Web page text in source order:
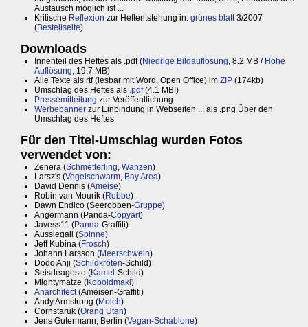
Austausch möglich ist ...
Kritische Reflexion zur Heftentstehung in: grünes blatt3/2007
(Bestellseite)
Downloads
Innenteil des Heftes als .pdf (Niedrige Bildauflösung, 8.2 MB / Hohe
Auflösung, 19.7 MB)
Alle Texte als rtf (lesbar mit Word, Open Office) im ZIP (174kb)
Umschlag des Heftes als .pdf(4.1 MB!)
Pressemitteilung zur Veröffentlichung
Werbebanner zur Einbindung in Webseiten ... als .png Über den
Umschlag des Heftes
Für den Titel-Umschlag wurden Fotos
verwendet von:
Zenera (Schmetterling, Wanzen)
Larsz's (Vogelschwarm, Bay Area)
David Dennis (Ameise)
Robin van Mourik (Robbe)
Dawn Endico (Seerobben-Gruppe)
Angermann (Panda-Copyart)
Javess11 (Panda-Graffiti)
Aussiegall (Spinne)
Jeff Kubina (Frosch)
Johann Larsson (Meerschwein)
Dodo Anji (Schildkröten-Schild)
Seisdeagosto (Kamel -Schild)
Mightymatze (Koboldmaki)
Anarchitect(Ameisen-Graffiti)
Andy Armstrong (Molch)
Cornstaruk (Orang Utan)
Jens Gutermann, Berlin (Vegan-Schablone)